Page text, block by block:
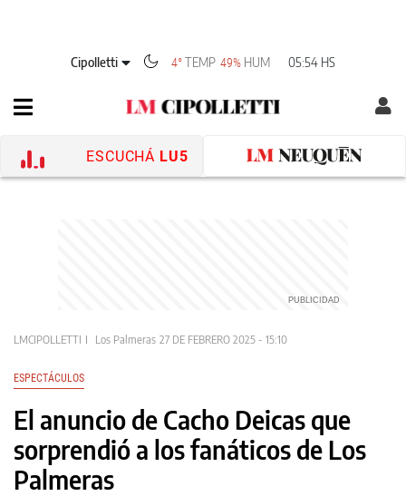
Cipolletti 4°TEMP 49% HUM 05:54 HS
ESCUCHÁ LU5
LMCIPOLLETTI Los Palmeras 27 DE FEBRERO 2025 - 15:10
ESPECTÁCULOS
El anuncio de Cacho Deicas que
sorprendió a los fanáticos de Los
Palmeras